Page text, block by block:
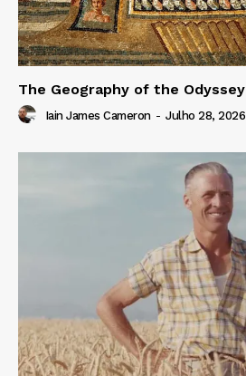
The Geography of the Odyssey
Iain James Cameron - Julho 28, 2026